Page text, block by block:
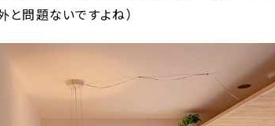
と問題ないですよね）